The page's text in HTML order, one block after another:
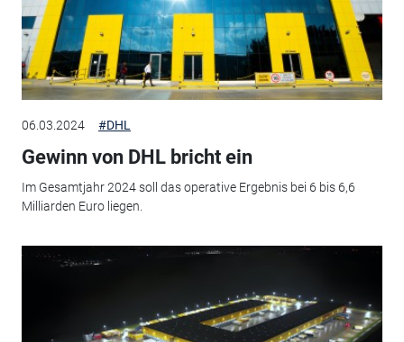
06.03.2024 #DHL
Gewinn von DHL bricht ein
Im Gesamtjahr 2024 soll das operative Ergebnis bei 6 bis 6,6
Milliarden Euro liegen.